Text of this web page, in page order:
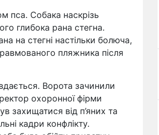
пса. Собака наскрізь
глибока рана стегна.
на стегні настільки болюча,
пляжника після
Ворота зачинили
охоронної фірми
захищатися від п’яних та
кадри конфлікту.